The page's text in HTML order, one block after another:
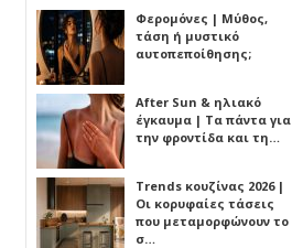
Φερομόνες | Μύθος,
τάση ή μυστικό
αυτοπεποίθησης;
After Sun & ηλιακό
έγκαυμα | Τα πάντα για
την φροντίδα και τη…
Trends κουζίνας 2026 |
Οι κορυφαίες τάσεις
που μεταμορφώνουν το
σ…